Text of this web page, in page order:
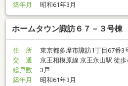
築年月
昭和61年3月
ホームタウン諏訪６７－３号棟
住 所
東京都多摩市諏訪1丁目67番3
交 通
京王相模原線 京王永山駅 徒歩
総戸数
3戸
築年月
昭和61年3月